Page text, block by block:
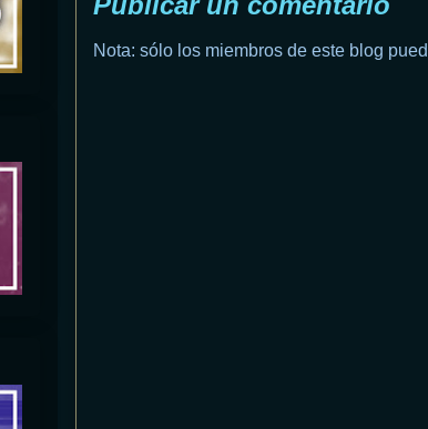
Nota: sólo los miembros de este blog